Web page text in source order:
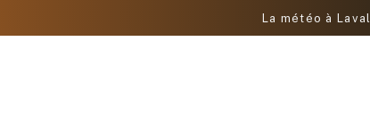
La météo à Laval